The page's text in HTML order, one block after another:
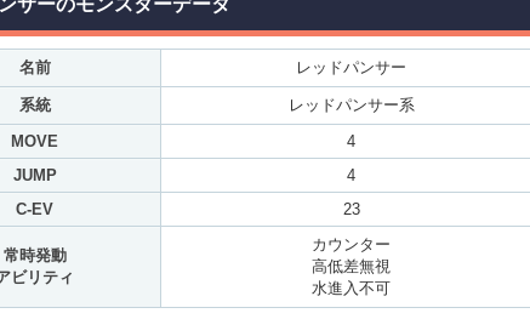
サーのモンスターデータ
名前 レッドパンサー
系統
レッドパンサー系
MOVE
4
JUMP
4
C-EV
23
常時発動
ビリティ
カウンター
高低差無視
水進入不可